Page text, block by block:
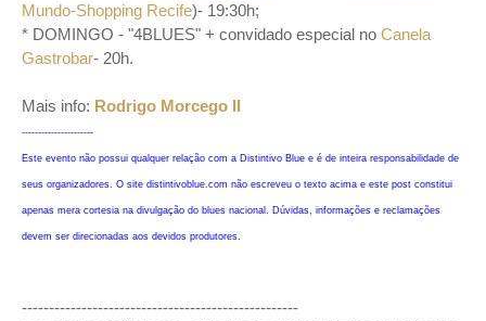
Mundo-Shopping Recife)- 19:30h;
* DOMINGO - "4BLUES" + convidado especial no Canela
Gastrobar- 20h.
Mais info: Rodrigo Morcego II
----------------------
Este evento não possui qualquer relação com a Distintivo Blue e é de inteira responsabilidade de
seus organizadores. O site distintivoblue.com não escreveu o texto acima e este post constitui
apenas mera cortesia na divulgação do blues nacional. Dúvidas, informações e reclamações
devem ser direcionadas aos devidos produtores.
---------------------------------------------------